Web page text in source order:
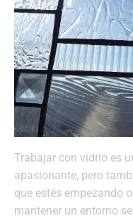
Trabajar con vidrio es
apasionante, pero
que estés empezando
mantener un entorno